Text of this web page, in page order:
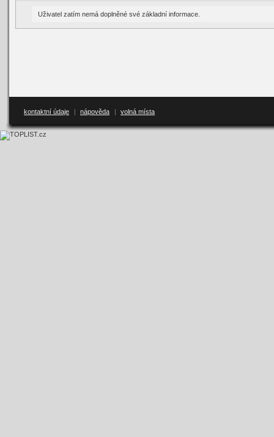
Uživatel zatím nemá doplněné své základní informace.
kontaktní údaje | nápověda | volná místa